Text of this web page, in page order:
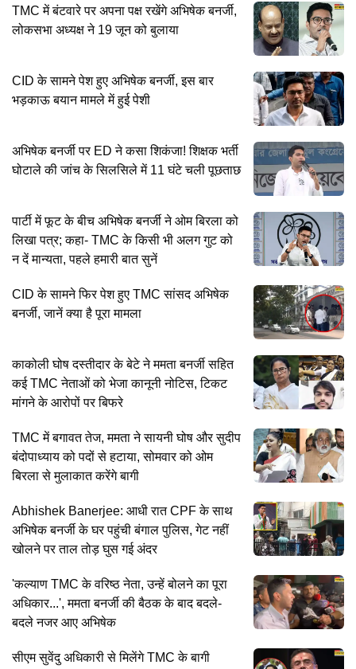
TMC में बंटवारे पर अपना पक्ष रखेंगे अभिषेक बनर्जी,
लोकसभा अध्यक्ष ने 19 जून को बुलाया
CID के सामने पेश हुए अभिषेक बनर्जी, इस बार
भड़काऊ बयान मामले में हुई पेशी
अभिषेक बनर्जी पर ED ने कसा शिकंजा! शिक्षक भर्ती
घोटाले की जांच के सिलसिले में 11 घंटे चली पूछताछ
पार्टी में फूट के बीच अभिषेक बनर्जी ने ओम बिरला को
लिखा पत्र; कहा- TMC के किसी भी अलग गुट को
न दें मान्यता, पहले हमारी बात सुनें
CID के सामने फिर पेश हुए TMC सांसद अभिषेक
बनर्जी, जानें क्या है पूरा मामला
काकोली घोष दस्तीदार के बेटे ने ममता बनर्जी सहित
कई TMC नेताओं को भेजा कानूनी नोटिस, टिकट
मांगने के आरोपों पर बिफरे
TMC में बगावत तेज, ममता ने सायनी घोष और सुदीप
बंदोपाध्याय को पदों से हटाया, सोमवार को ओम
बिरला से मुलाकात करेंगे बागी
Abhishek Banerjee: आधी रात CPF के साथ
अभिषेक बनर्जी के घर पहुंची बंगाल पुलिस, गेट नहीं
खोलने पर ताल तोड़ घुस गई अंदर
'कल्याण TMC के वरिष्ठ नेता, उन्हें बोलने का पूरा
अधिकार...', ममता बनर्जी की बैठक के बाद बदले-
बदले नजर आए अभिषेक
सीएम सुवेंदु अधिकारी से मिलेंगे TMC के बागी